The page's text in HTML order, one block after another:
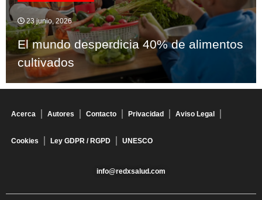
23 junio, 2026
El mundo desperdicia 40% de alimentos
cultivados
Acerca Autores Contacto Privacidad Aviso Legal
Cookies Ley GDPR / RGPD UNESCO
info@redxsalud.com